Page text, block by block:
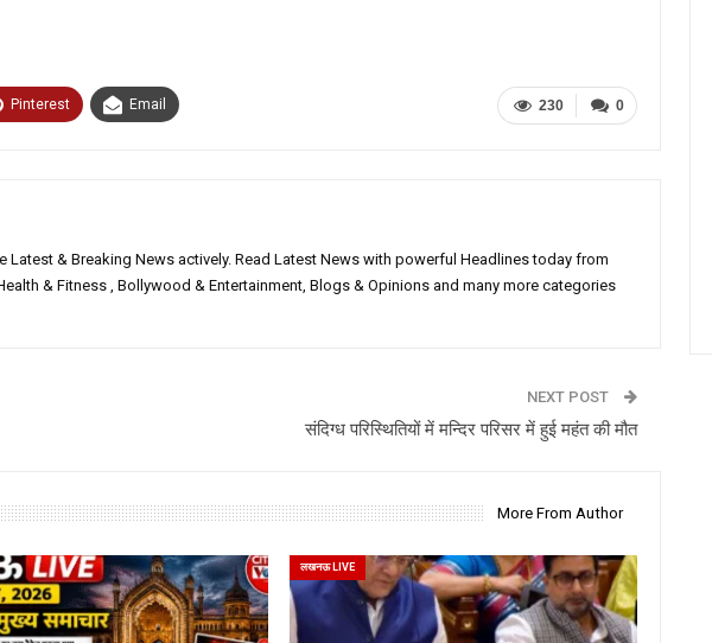
0
230
Pinterest Email
Latest & Breaking News actively. Read Latest News with powerful Headlines today from
& Fitness , Bollywood & Entertainment, Blogs & Opinions and many more categories
NEXT POST
संदिग्ध परिस्थितियों में मन्दिर परिसर में हुई महंत की मौत
More From Author
लखनऊ LIVE